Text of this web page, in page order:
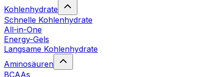
Kohlenhydrate
Schnelle Kohlenhydrate
All-in-One
Energy-Gels
Langsame Kohlenhydrate
Aminosäuren
BCAAs